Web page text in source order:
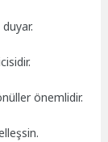
önemlidir.